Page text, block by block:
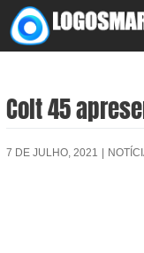
Skip
to
Colt 45
7 DE JULHO, 2021